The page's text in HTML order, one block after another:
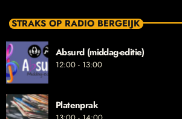
STRAKS OP RADIO BERGEIJK
Absurd (middag-editie)
12:00 - 13:00
Platenprak